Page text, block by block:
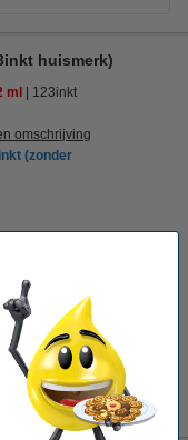
huismerk)
ml 123inkt
omschrijving
(zonder
cartridge te